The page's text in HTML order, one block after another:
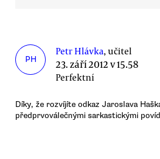
PH
Petr Hlávka, učitel
23. září 2012 v 15.58
Perfektní
Díky, že rozvíjíte odkaz Jaroslava
předprvoválečnými sarkastickými